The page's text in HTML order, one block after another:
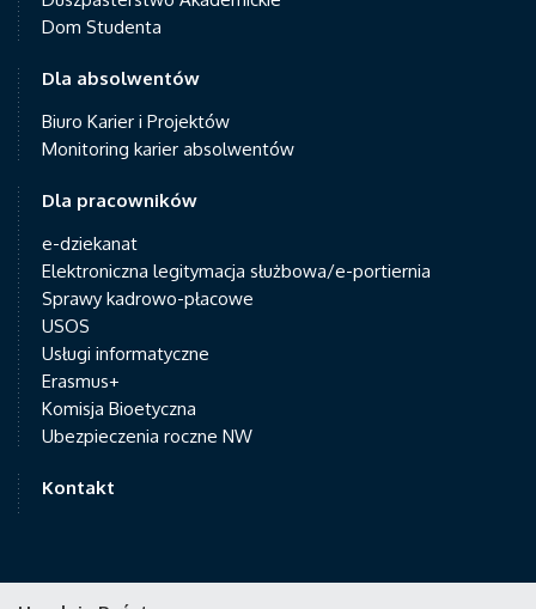
Dom Studenta
Dla absolwentów
Biuro Karier i Projektów
Monitoring karier absolwentów
Dla pracowników
e-dziekanat
Elektroniczna legitymacja służbowa/e-portiernia
Sprawy kadrowo-płacowe
USOS
Usługi informatyczne
Erasmus+
Komisja Bioetyczna
Ubezpieczenia roczne NW
Kontakt